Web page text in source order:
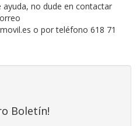
ayuda, no dude en contactar
o por teléfono 618 71
Boletín!